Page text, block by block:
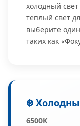
холодный
теплый свет
выберите
таких как
❄️
6500K